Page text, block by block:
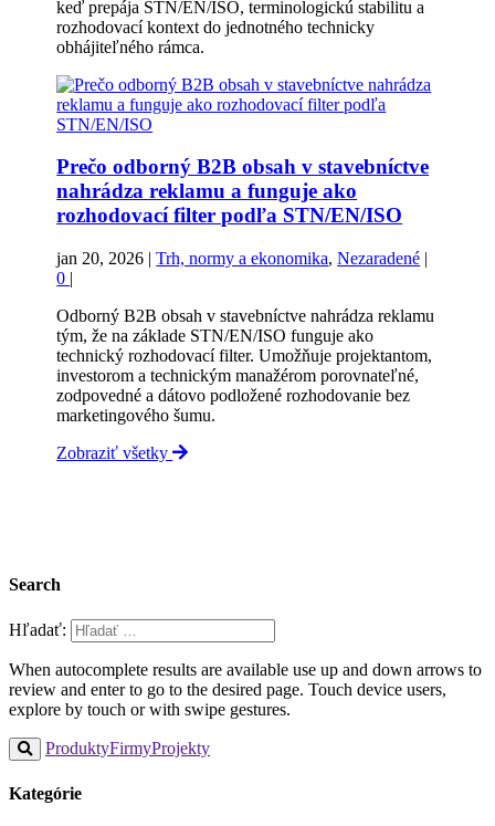
keď prepája STN/EN/ISO, terminologickú stabilitu a
rozhodovací kontext do jednotného technicky
obhájiteľného rámca.
Prečo odborný B2B obsah v stavebníctve
nahrádza reklamu a funguje ako
rozhodovací filter podľa STN/EN/ISO
jan 20, 2026 |Trh, normy a ekonomika,Nezaradené |
0 |
Odborný B2B obsah v stavebníctve nahrádza reklamu
tým, že na základe STN/EN/ISO funguje ako
technický rozhodovací filter. Umožňuje projektantom,
investorom a technickým manažérom porovnateľné,
zodpovedné a dátovo podložené rozhodovanie bez
marketingového šumu.
Zobraziť všetky
Search
Hľadať:
When autocomplete results are available use up and down arrows to
review and enter to go to the desired page. Touch device users,
explore by touch or with swipe gestures.
ProduktyFirmyProjekty
Kategórie